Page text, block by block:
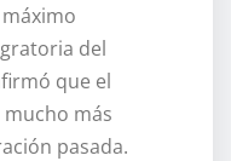
del
que el
más
pasada.